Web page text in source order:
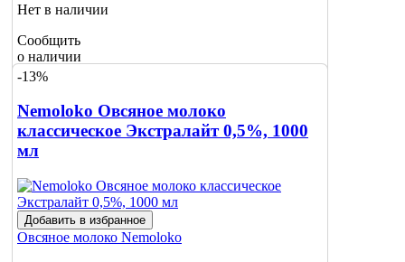
Нет в наличии
Сообщить
о наличии
1
-13%
Nemoloko Овсяное молоко
классическое Экстралайт 0,5%, 1000
мл
Добавить в избранное
Овсяное молоко Nemoloko